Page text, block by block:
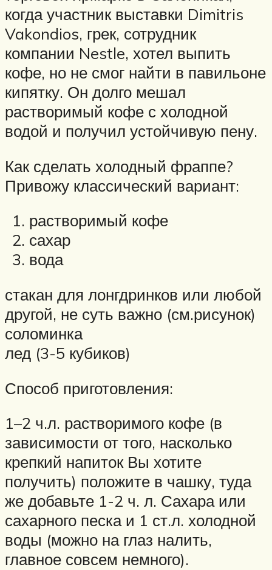
когда участник выставки Dimitris
Vakondios, грек, сотрудник
компании Nestle, хотел выпить
кофе, но не смог найти в павильоне
кипятку. Он долго мешал
растворимый кофе с холодной
водой и получил устойчивую пену.
Как сделать холодный фраппе?
Привожу классический вариант:
растворимый кофе
сахар
вода
стакан для лонгдринков или любой
другой, не суть важно (см.рисунок)
соломинка
лед (3-5 кубиков)
Способ приготовления:
1–2 ч.л. растворимого кофе (в
зависимости от того, насколько
крепкий напиток Вы хотите
получить) положите в чашку, туда
же добавьте 1-2 ч. л. Сахара или
сахарного песка и 1 ст.л. холодной
воды (можно на глаз налить,
главное совсем немного).